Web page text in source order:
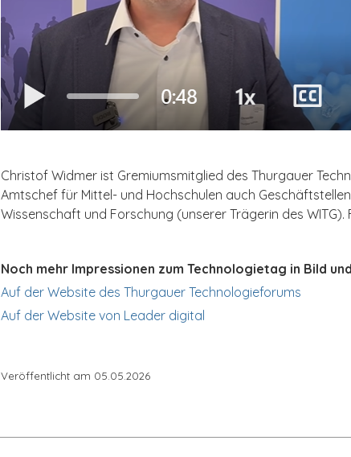
Christof Widmer ist Gremiumsmitglied des Thurgauer
Amtschef für Mittel- und Hochschulen auch
Wissenschaft und Forschung (unserer Trägerin des
Noch mehr Impressionen zum Technologietag in Bild
Auf der Website des Thurgauer Technologieforums
Auf der Website von Leader digital
Veröffentlicht am 05.05.2026